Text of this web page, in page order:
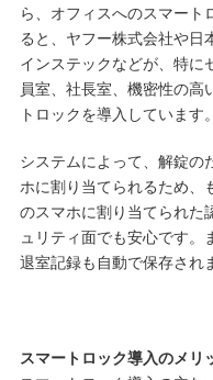
ら、オフィスへのスマート
ると、ヤフー株式会社や日
インステックなどが、特に
員室、社長室、機密性の高
トロックを導入しています。
システムによって、解錠の
ホに割り当てられるため、
のスマホに割り当てられた
ュリティ面でも安心です。
退室記録も自動で保存され
スマートロック導入のメリ